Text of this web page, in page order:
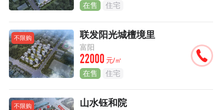
在售 住宅
不限购 联发阳光城檀境里
富阳
22000 元/㎡
在售 住宅
不限购 山水钰和院